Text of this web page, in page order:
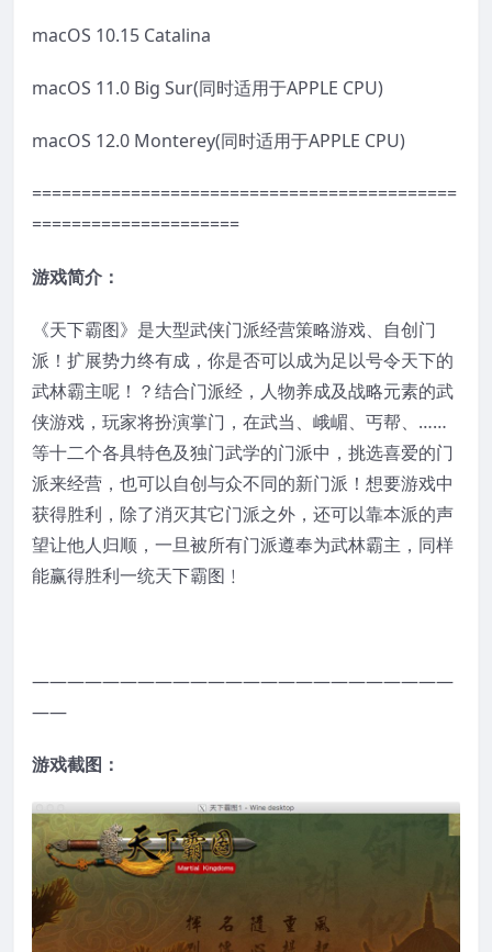
macOS 10.15 Catalina
macOS 11.0 Big Sur(同时适用于APPLE CPU)
macOS 12.0 Monterey(同时适用于APPLE CPU)
===========================================
=====================
游戏简介：
《天下霸图》是大型武侠门派经营策略游戏、自创门
派！扩展势力终有成，你是否可以成为足以号令天下的
武林霸主呢！？结合门派经，人物养成及战略元素的武
侠游戏，玩家将扮演掌门，在武当、峨嵋、丐帮、……
等十二个各具特色及独门武学的门派中，挑选喜爱的门
派来经营，也可以自创与众不同的新门派！想要游戏中
获得胜利，除了消灭其它门派之外，还可以靠本派的声
望让他人归顺，一旦被所有门派遵奉为武林霸主，同样
能赢得胜利一统天下霸图﹗
————————————————————————
——
游戏截图：